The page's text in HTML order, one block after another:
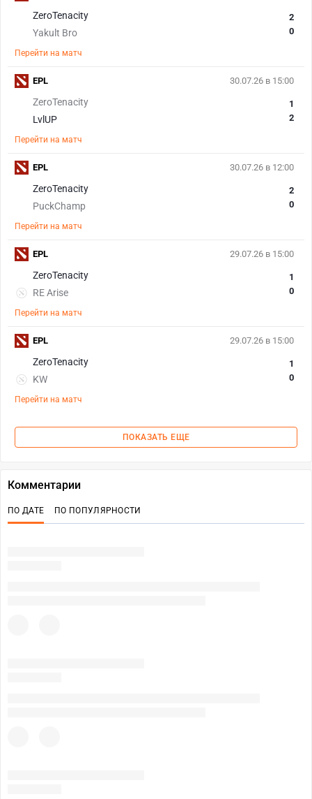
ZeroTenacity
Yakult Bro
2
0
Перейти на матч
30.07.26 в 15:00
ZeroTenacity
LvlUP
1
2
Перейти на матч
EPL
30.07.26 в 12:00
ZeroTenacity
PuckChamp
2
0
Перейти на матч
EPL
29.07.26 в 15:00
ZeroTenacity
RE Arise
1
0
Перейти на матч
EPL
29.07.26 в 15:00
ZeroTenacity
KW
1
0
Перейти на матч
EPL
ПОКАЗАТЬ ЕЩЕ
Комментарии
ПО ДАТЕ ПО ПОПУЛЯРНОСТИ